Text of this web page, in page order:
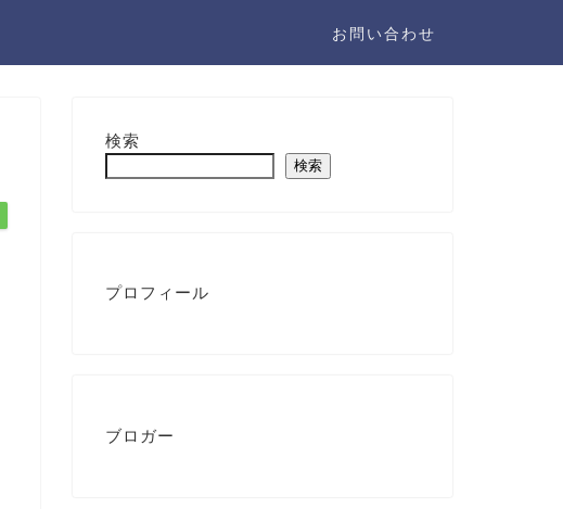
お問い合わせ
検索
検索
プロフィール
ブロガー